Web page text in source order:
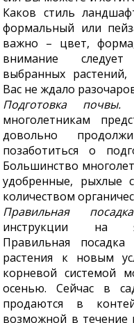
Каков стиль
формальный или
важно – цвет,
внимание следует
выбранных
Вас не ждало
Подготовка почвы.
многолетникам
довольно
позаботиться о
Большинство
удобренные, рыхлые
количеством
Правильная
инструкции на
Правильная
растения к новым
корневой системой
осенью. Сейчас в
продаются в
возможной в течение